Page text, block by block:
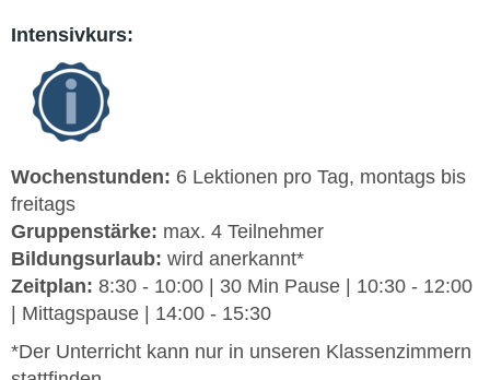
Intensivkurs:
Wochenstunden: 6 Lektionen pro Tag, montags bis
freitags
Gruppenstärke: max. 4 Teilnehmer
Bildungsurlaub: wird anerkannt*
Zeitplan: 8:30 - 10:00 | 30 Min Pause | 10:30 - 12:00
| Mittagspause | 14:00 - 15:30
*Der Unterricht kann nur in unseren Klassenzimmern